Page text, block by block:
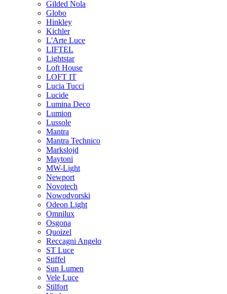
Gilded Nola
Globo
Hinkley
Kichler
L'Arte Luce
LIFTEL
Lightstar
Loft House
LOFT IT
Lucia Tucci
Lucide
Lumina Deco
Lumion
Lussole
Mantra
Mantra Technico
Markslojd
Maytoni
MW-Light
Newport
Novotech
Nowodvorski
Odeon Light
Omnilux
Osgona
Quoizel
Reccagni Angelo
ST Luce
Stiffel
Sun Lumen
Vele Luce
Stilfort